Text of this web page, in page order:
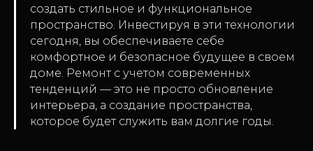
создать стильное и функциональное
пространство. Инвестируя в эти технологии
сегодня, вы обеспечиваете себе
комфортное и безопасное будущее в своем
доме. Ремонт с учетом современных
тенденций — это не просто обновление
интерьера, а создание пространства,
которое будет служить вам долгие годы.